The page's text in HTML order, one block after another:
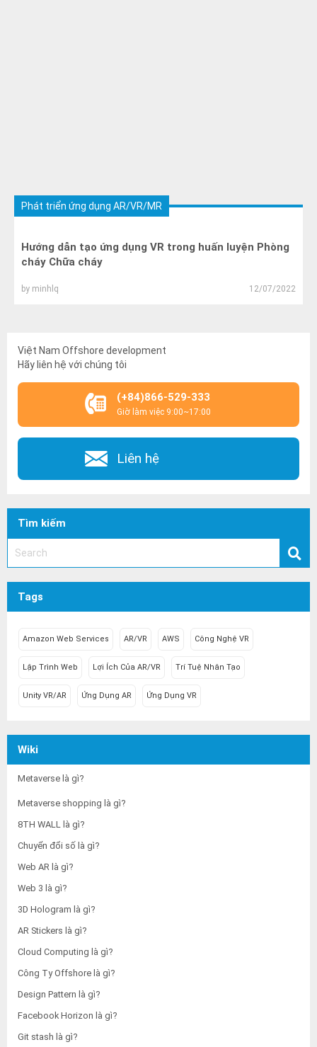
Phát triển ứng dụng AR/VR/MR
Hướng dẫn tạo ứng dụng VR trong huấn luyện Phòng
cháy Chữa cháy
by minhlq 12/07/2022
Việt Nam Offshore development
Hãy liên hệ với chúng tôi
(+84)866-529-333
Giờ làm việc 9:00~17:00
Liên hệ
Tìm kiếm
Tags
Amazon Web Services AR/VR AWS Công Nghệ VR
Lập Trình Web Lợi Ích Của AR/VR Trí Tuệ Nhân Tạo
Unity VR/AR Ứng Dụng AR Ứng Dụng VR
Wiki
Metaverse là gì?
Metaverse shopping là gì?
8TH WALL là gì?
Chuyển đổi số là gì?
Web AR là gì?
Web 3 là gì?
3D Hologram là gì?
AR Stickers là gì?
Cloud Computing là gì?
Công Ty Offshore là gì?
Design Pattern là gì?
Facebook Horizon là gì?
Git stash là gì?